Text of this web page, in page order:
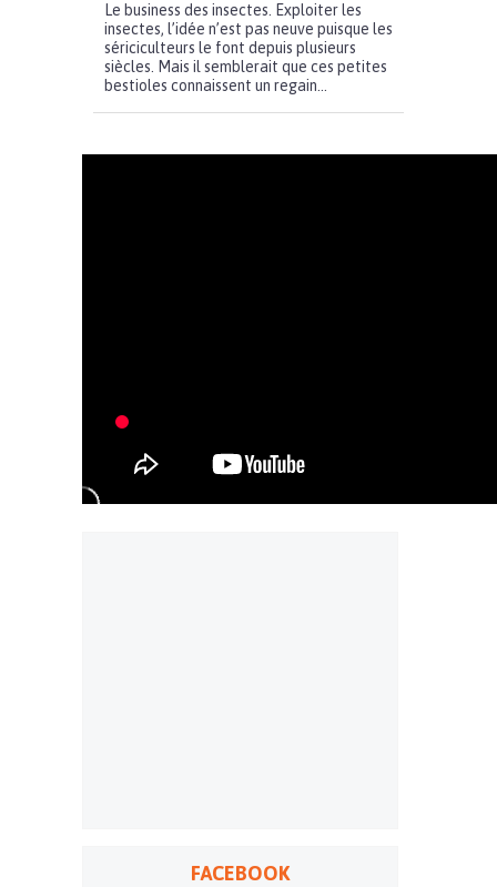
Le business des insectes. Exploiter les
insectes, l’idée n’est pas neuve puisque les
sériciculteurs le font depuis plusieurs
siècles. Mais il semblerait que ces petites
bestioles connaissent un regain...
FACEBOOK